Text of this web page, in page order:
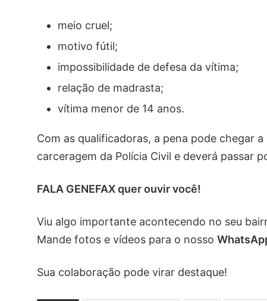
meio cruel;
motivo fútil;
impossibilidade de defesa da vítima;
relação de madrasta;
vítima menor de 14 anos.
Com as qualificadoras, a pena pode chegar
carceragem da Polícia Civil e deverá passar
FALA GENEFAX quer ouvir você!
Viu algo importante acontecendo no seu
Mande fotos e vídeos para o nosso
Sua colaboração pode virar destaque!